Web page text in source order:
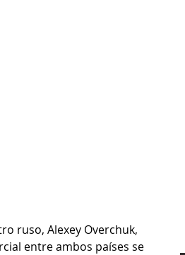
ruso, Alexey Overchuk,
entre ambos países se